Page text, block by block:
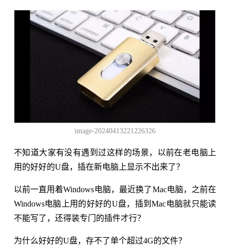
image-20240413221226326
不知道大家有没有遇到过这样的场景，以前在老电脑上
用的好好的U盘，插在新电脑上显示不出来了？
以前一直用着Windows电脑，最近换了Mac电脑，之前在
Windows电脑上用的好好的U盘，插到Mac电脑就只能读
不能写了，还得装专门的插件才行？
为什么好好的U盘，存不了单个超过4G的文件？